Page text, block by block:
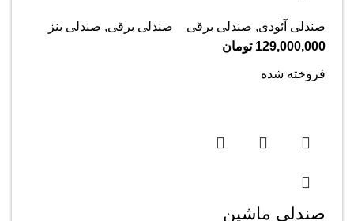
صندلی آئودی, صندلی برقی
129,000,000 تومان
صندلی برقی, صندلی بنز
فروخته شده
صندلی ماشین